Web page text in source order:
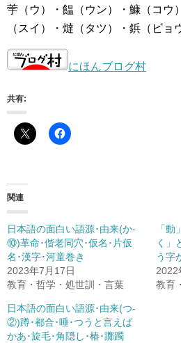
荢（ウ）・饂（ウン）・鱇（コウ
（スイ）・燵（タツ）・鋲（ビョ
にほんブログ村
共有:
関連
日本語の面白い語源･由来(か-
⑩)革命･偕老同穴･仮名･片仮
名･漢字･河童巻き
2023年7月17日
教育・哲学・処世訓・言葉
「
く」
う字
2022
教育
日本語の面白い語源･由来(つ-
②)蹲･都合･唾･つうと言えば
かあ･旋毛･角隠し･椿･躑躅